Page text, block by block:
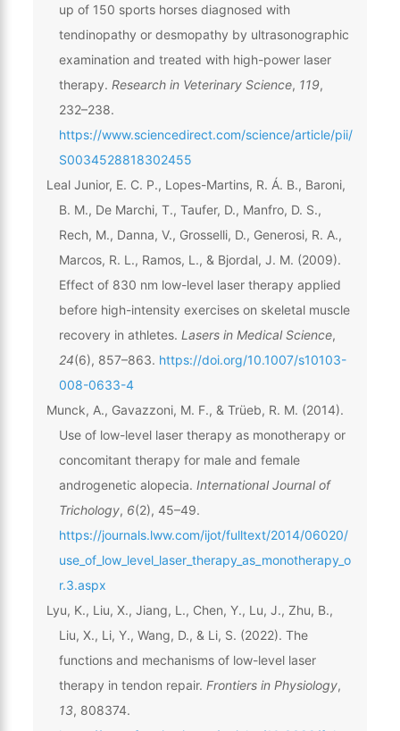
up of 150 sports horses diagnosed with
tendinopathy or desmopathy by ultrasonographic
examination and treated with high-power laser
therapy. Research in Veterinary Science, 119,
232–238.
https://www.sciencedirect.com/science/article/pii/
S0034528818302455
Leal Junior, E. C. P., Lopes-Martins, R. Á. B., Baroni,
B. M., De Marchi, T., Taufer, D., Manfro, D. S.,
Rech, M., Danna, V., Grosselli, D., Generosi, R. A.,
Marcos, R. L., Ramos, L., & Bjordal, J. M. (2009).
Effect of 830 nm low-level laser therapy applied
before high-intensity exercises on skeletal muscle
recovery in athletes. Lasers in Medical Science,
24(6), 857–863. https://doi.org/10.1007/s10103-
008-0633-4
Munck, A., Gavazzoni, M. F., & Trüeb, R. M. (2014).
Use of low-level laser therapy as monotherapy or
concomitant therapy for male and female
androgenetic alopecia. International Journal of
Trichology, 6(2), 45–49.
https://journals.lww.com/ijot/fulltext/2014/06020/
use_of_low_level_laser_therapy_as_monotherapy_o
r.3.aspx
Lyu, K., Liu, X., Jiang, L., Chen, Y., Lu, J., Zhu, B.,
Liu, X., Li, Y., Wang, D., & Li, S. (2022). The
functions and mechanisms of low-level laser
therapy in tendon repair. Frontiers in Physiology,
13, 808374.